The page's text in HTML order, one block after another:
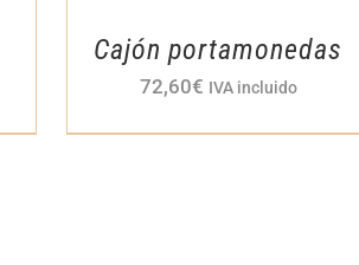
Cajón portamonedas
72,60€ IVA incluido